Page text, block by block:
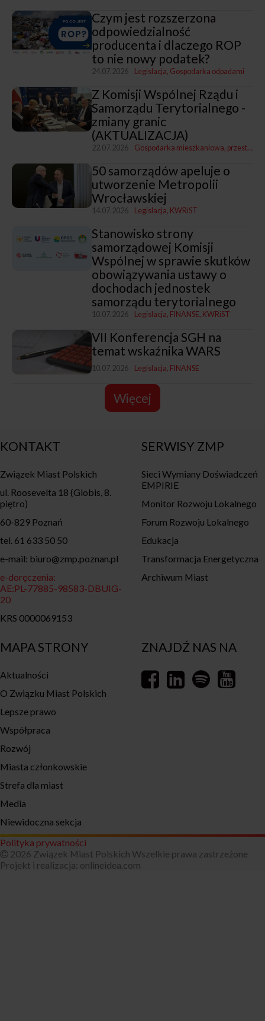
Czym jest rozszerzona
odpowiedzialność
producenta i dlaczego ROP
to nie nowy podatek?
24.07.2026 Legislacja Gospodarka odpadami
Z Komisji Wspólnej Rządu i
Samorządu Terytorialnego -
zmiany granic
(AKTUALIZACJA)
22.07.2026 Gospodarka mieszkaniowa, przestrzenna i nieruchomościami
50 samorządów apeluje o
utworzenie Metropolii
Wrocławskiej
14.07.2026 Legislacja KWRiST
Stanowisko strony
samorządowej Komisji
Wspólnej w sprawie skutków
obowiązywania ustawy o
dochodach jednostek
samorządu terytorialnego
10.07.2026 Legislacja FINANSE KWRiST
VII Konferencja SGH na
temat wskaźnika WARS
10.07.2026 Legislacja FINANSE
Więcej
MAPA STRONY
Aktualności
O Związku Miast Polskich
Lepsze prawo
Współpraca
Rozwój
Miasta członkowskie
Strefa dla miast
Media
Niewidoczna sekcja
KONTAKT
Związek Miast Polskich
ul. Roosevelta 18 (Globis, 8.
piętro)
60-829 Poznań
tel. 61 633 50 50
e-mail: biuro@zmp.poznan.pl
e-doręczenia:
AE:PL-77885-98583-DBUIG-
20
KRS 0000069153
SERWISY ZMP
Sieci Wymiany Doświadczeń
EMPIRIE
Monitor Rozwoju Lokalnego
Forum Rozwoju Lokalnego
Edukacja
Transformacja Energetyczna
Archiwum Miast
ZNAJDŹ NAS NA
Polityka prywatności
2026 Związek Miast Polskich Wszelkie prawa zastrzeżone
Projekt i realizacja: onlineidea.com